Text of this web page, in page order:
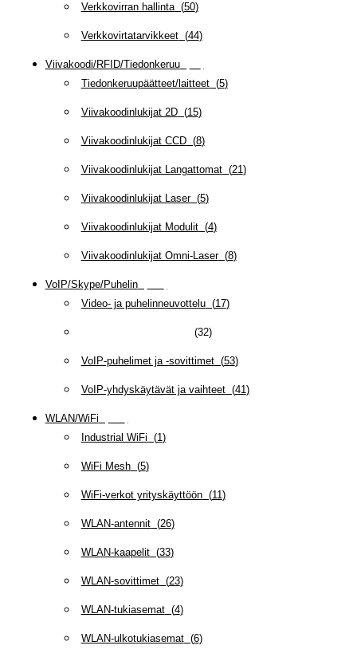
Verkkovirran hallinta(50)
Verkkovirtatarvikkeet(44)
Viivakoodi/RFID/Tiedonkeruu(
Tiedonkeruupäätteet/laitteet(5)
Viivakoodinlukijat 2D(15)
Viivakoodinlukijat CCD(8)
Viivakoodinlukijat Langattomat(21)
Viivakoodinlukijat Laser(5)
Viivakoodinlukijat Modulit(4)
Viivakoodinlukijat Omni-Laser(8)
VoIP/Skype/Puhelin(
Video- ja puhelinneuvottelu(17)
(32)
VoIP-puhelimet ja -sovittimet(53)
VoIP-yhdyskäytävät ja vaihteet(41)
WLAN/WiFi
Industrial WiFi (1)
WiFi Mesh(5)
WiFi-verkot yrityskäyttöön(11)
WLAN-antennit(26)
WLAN-kaapelit(33)
WLAN-sovittimet(23)
WLAN-tukiasemat(4)
WLAN-ulkotukiasemat(6)